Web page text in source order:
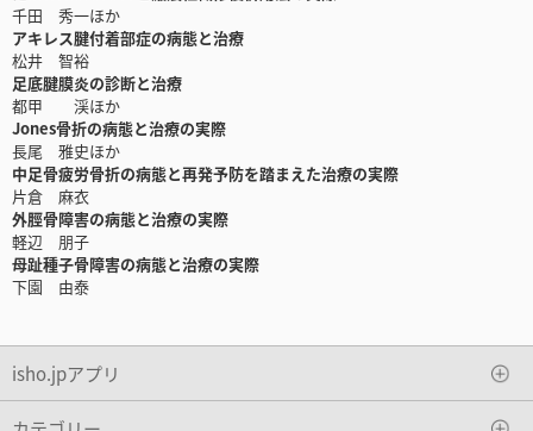
千田 秀一ほか
アキレス腱付着部症の病態と治療
松井 智裕
足底腱膜炎の診断と治療
都甲 渓ほか
Jones骨折の病態と治療の実際
長尾 雅史ほか
中足骨疲労骨折の病態と再発予防を踏まえた治療の実際
片倉 麻衣
外脛骨障害の病態と治療の実際
軽辺 朋子
母趾種子骨障害の病態と治療の実際
下園 由泰
isho.jpアプリ